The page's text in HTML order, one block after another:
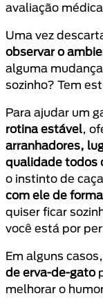
avaliação
Uma vez
observar o
alguma
sozinho? Tem
Para ajudar um
rotina estável,
arranhadores,
qualidade todos
o instinto de
com ele de
quiser ficar
você está por
Em alguns
de erva-de-gato
melhorar o